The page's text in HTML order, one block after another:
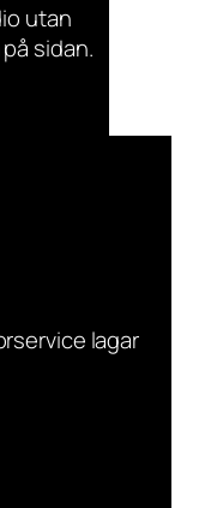
utan
sidan.
lagar